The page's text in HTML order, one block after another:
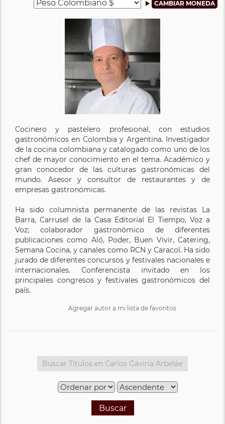
Cocinero y pastelero profesional, con estudios
gastronómicos en Colombia y Argentina. Investigador
de la cocina colombiana y catalogado como uno de los
chef de mayor conocimiento en el tema. Académico y
gran conocedor de las culturas gastronómicas del
mundo. Asesor y consultor de restaurantes y de
empresas gastronómicas.
Ha sido columnista permanente de las revistas La
Barra, Carrusel de la Casa Editorial El Tiempo, Voz a
Voz; colaborador gastronómico de diferentes
publicaciones como Aló, Poder, Buen Vivir, Catering,
Semana Cocina, y canales como RCN y Caracol. Ha sido
jurado de diferentes concursos y festivales nacionales e
internacionales. Conferencista invitado en los
principales congresos y festivales gastronómicos del
país.
Agregar autor a mi lista de favoritos
Buscar